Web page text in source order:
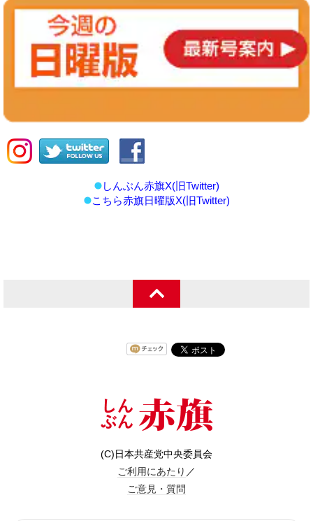
しんぶん赤旗X(旧Twitter)
こちら赤旗日曜版X(旧Twitter)
(C)日本共産党中央委員会
ご利用にあたり ／
ご意見・質問